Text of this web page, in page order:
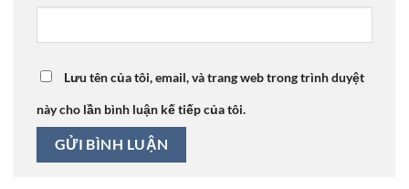
Lưu tên của tôi, email, và trang web trong trình duyệt
này cho lần bình luận kế tiếp của tôi.